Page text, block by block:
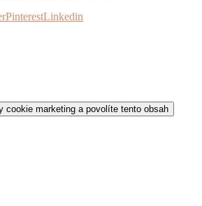
PinterestLinkedin
cookie marketing a povolíte tento obsah